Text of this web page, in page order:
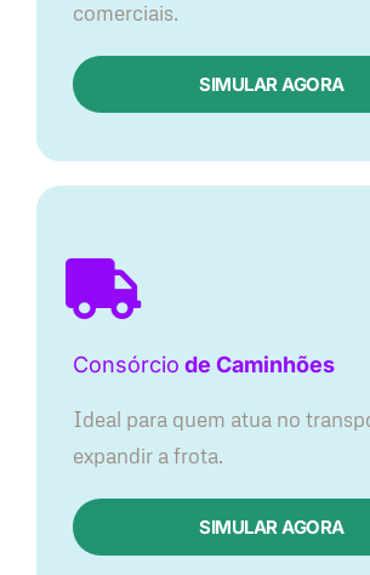
comerciais.
SIMULAR AGORA
Consórcio de Caminhões
Ideal para quem atua no
expandir a frota.
SIMULAR AGORA